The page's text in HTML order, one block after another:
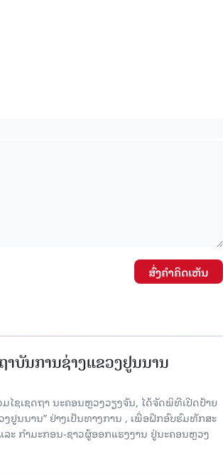
ສົ່ງຄໍາຄິດເຫັນ
ບັນການຊ່າງແຂວງຢູນນານ
ຊເຊດຖາ ນະຄອນຫຼວງວຽງຈັນ, ໄດ້ຈັດພິທີເປີດປ້າຍ
ຢູນນານ” ຢ່າງເປັນທາງການ , ເພື່ອຝຶກອົບຮົມທັກສະ
ະ ກຳມະກອນ-ຊາວຜູ້ອອກແຮງງານ ຢູ່ນະຄອນຫຼວງ